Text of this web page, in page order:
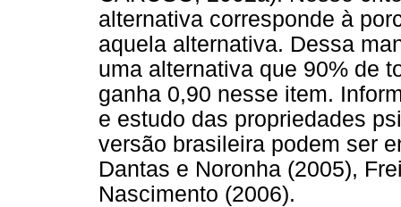
alternativa corresponde à
aquela alternativa. Dessa
uma alternativa que 90% de
ganha 0,90 nesse item.
e estudo das propriedades
versão brasileira podem ser
Dantas e Noronha (2005),
Nascimento (2006).